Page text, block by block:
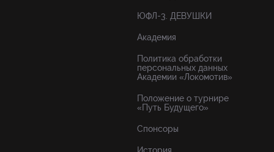
ЮФЛ-3. ДЕВУШКИ
Академия
Политика обработки
персональных данных
Академии «Локомотив»
Положение о турнире
«Путь Будущего»
Спонсоры